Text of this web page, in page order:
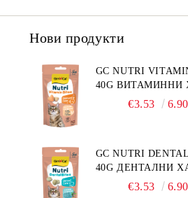
Нови продукти
GC NUTRI
40G ВИТАМИННИ ХАПКИ 40
€3.53
GC NUTRI
40G ДЕНТАЛНИ ХАПКИ ЗА
КОТКА 40 г
€3.53